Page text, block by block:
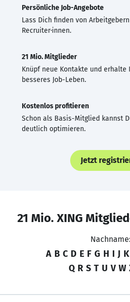
Persönliche Job-Angebote
Lass Dich finden von
Recruiter·innen.
21 Mio. Mitglieder
Knüpf neue Kontakte und erhalte
besseres Job-Leben.
Kostenlos profitieren
Schon als Basis-Mitglied kannst
deutlich optimieren.
Jetzt
21 Mio. XING
Nachname:
A B C D E F G H I J K
Q R S T U V W